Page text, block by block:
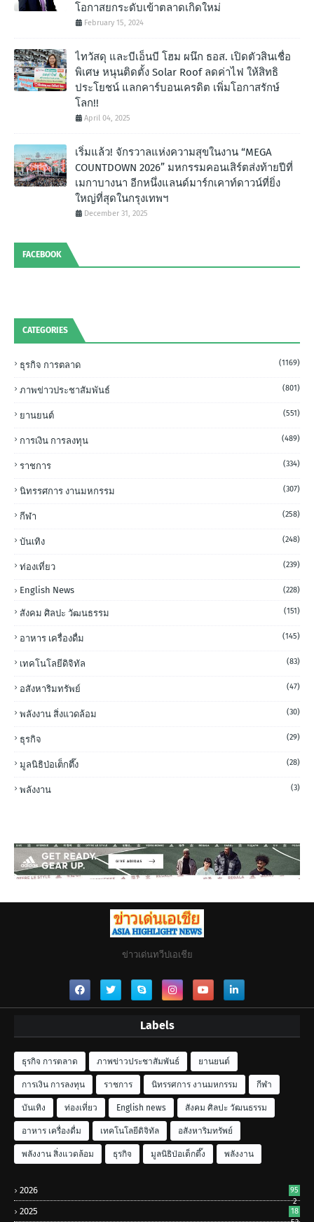
โอกาสยกระดับเข้าตลาดเกิดใหม่
February 15, 2024
ไทวัสดุ และบีเอ็นบี โฮม ผนึก ธอส. เปิดตัวสินเชื่อ
พิเศษ หนุนติดตั้ง Solar Roof ลดค่าไฟ ให้สิทธิ
ประโยชน์ แลกคาร์บอนเครดิต เพิ่มโอกาสรักษ์
โลก!!
April 04, 2025
เริ่มแล้ว! จักรวาลแห่งความสุขในงาน “MEGA
COUNTDOWN 2026” มหกรรมคอนเสิร์ตส่งท้ายปีที่
เมกาบางนา อีกหนึ่งแลนด์มาร์กเคาท์ดาวน์ที่ยิ่ง
ใหญ่ที่สุดในกรุงเทพฯ
December 31, 2025
FACEBOOK
CATEGORIES
ธุรกิจ การตลาด (1169)
ภาพข่าวประชาสัมพันธ์ (801)
ยานยนต์ (551)
การเงิน การลงทุน (489)
ราชการ (334)
นิทรรศการ งานมหกรรม (307)
กีฬา (258)
บันเทิง (248)
ท่องเที่ยว (239)
English News (228)
สังคม ศิลปะ วัฒนธรรม (151)
อาหาร เครื่องดื่ม (145)
เทคโนโลยีดิจิทัล (83)
อสังหาริมทรัพย์ (47)
พลังงาน สิ่งแวดล้อม (30)
ธุรกิจ (29)
มูลนิธิป่อเต็กตึ๊ง (28)
พลังงาน (3)
ข่าวเด่นทวีปเอเชีย
Labels
ธุรกิจ การตลาด ภาพข่าวประชาสัมพันธ์ ยานยนต์
การเงิน การลงทุน ราชการ นิทรรศการ งานมหกรรม กีฬา
บันเทิง ท่องเที่ยว English news สังคม ศิลปะ วัฒนธรรม
อาหาร เครื่องดื่ม เทคโนโลยีดิจิทัล อสังหาริมทรัพย์
พลังงาน สิ่งแวดล้อม ธุรกิจ มูลนิธิป่อเต็กตึ๊ง พลังงาน
2026
95
2
2025
18